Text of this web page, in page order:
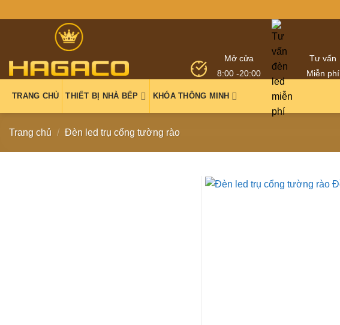
Mở cửa
8:00 -20:00
Tư vấn
Miễn phí
TRANG CHỦ THIẾT BỊ NHÀ BẾP KHÓA THÔNG MINH
Trang chủ / Đèn led trụ cổng tường rào